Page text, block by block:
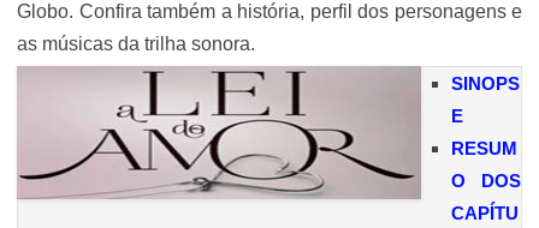
Globo. Confira também a história, perfil dos personagens e
as músicas da trilha sonora.
SINOPS
E
RESUM
O DOS
CAPÍTU